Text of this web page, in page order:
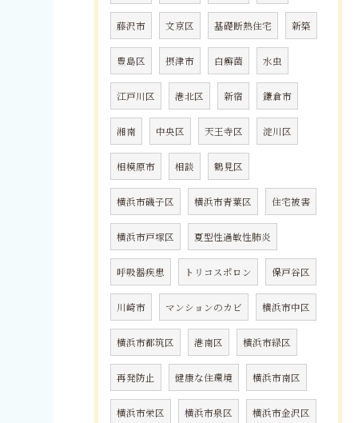
藤沢市 文京区 基礎断熱住宅 新築
豊島区 摂津市 白癬菌 水虫
江戸川区 港北区 新宿 鎌倉市
湘南 中央区 天王寺区 淀川区
相模原市 相談 鶴見区
横浜市磯子区 横浜市青葉区 住宅被害
横浜市戸塚区 夏型性過敏性肺炎
呼吸器疾患 トリコスポロン 保戸谷区
川崎市 マンションのカビ 横浜市中区
横浜市都筑区 港南区 横浜市緑区
再発防止 健康な住環境 横浜市南区
横浜市栄区 横浜市泉区 横浜市金沢区